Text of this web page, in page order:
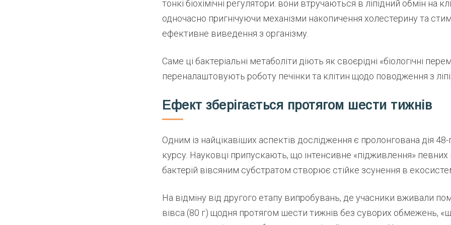
тонкі біохімічні регулятори: вони втручаються в ліпідний обмін на
одночасно пригнічуючи механізми накопичення холестерину та
ефективне виведення з організму.
Саме ці бактеріальні метаболіти діють як своєрідні «біологічні
переналаштовують роботу печінки та клітин щодо поводження з
Ефект зберігається протягом шести тижнів
Одним із найцікавіших аспектів дослідження є пролонгована дія
курсу. Науковці припускають, що інтенсивне «підживлення»
бактерій вівсяним субстратом створює стійке зсунення в
На відміну від другого етапу випробувань, де учасники вживали
вівса (80 г) щодня протягом шести тижнів без суворих обмежень,